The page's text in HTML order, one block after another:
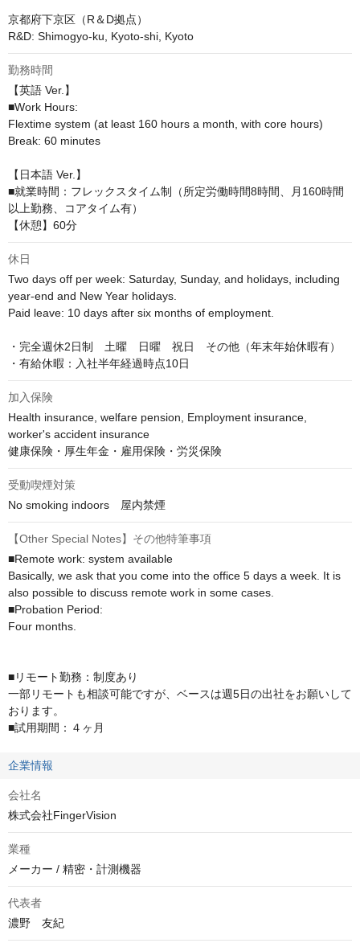
京都府下京区（R＆D拠点）
R&D: Shimogyo-ku, Kyoto-shi, Kyoto
勤務時間
【英語 Ver.】
■Work Hours:
Flextime system (at least 160 hours a month, with core hours)
Break: 60 minutes
【日本語 Ver.】
■就業時間：フレックスタイム制（所定労働時間8時間、月160時間
以上勤務、コアタイム有）
【休憩】60分
休日
Two days off per week: Saturday, Sunday, and holidays, including
year-end and New Year holidays.
Paid leave: 10 days after six months of employment.
・完全週休2日制　土曜　日曜　祝日　その他（年末年始休暇有）
・有給休暇：入社半年経過時点10日
加入保険
Health insurance, welfare pension, Employment insurance,
worker's accident insurance
健康保険・厚生年金・雇用保険・労災保険
受動喫煙対策
No smoking indoors　屋内禁煙
【Other Special Notes】その他特筆事項
■Remote work: system available
Basically, we ask that you come into the office 5 days a week. It is
also possible to discuss remote work in some cases.
■Probation Period:
Four months.
■リモート勤務：制度あり
一部リモートも相談可能ですが、ベースは週5日の出社をお願いして
おります。
■試用期間：４ヶ月
企業情報
会社名
株式会社FingerVision
業種
メーカー / 精密・計測機器
代表者
濃野　友紀